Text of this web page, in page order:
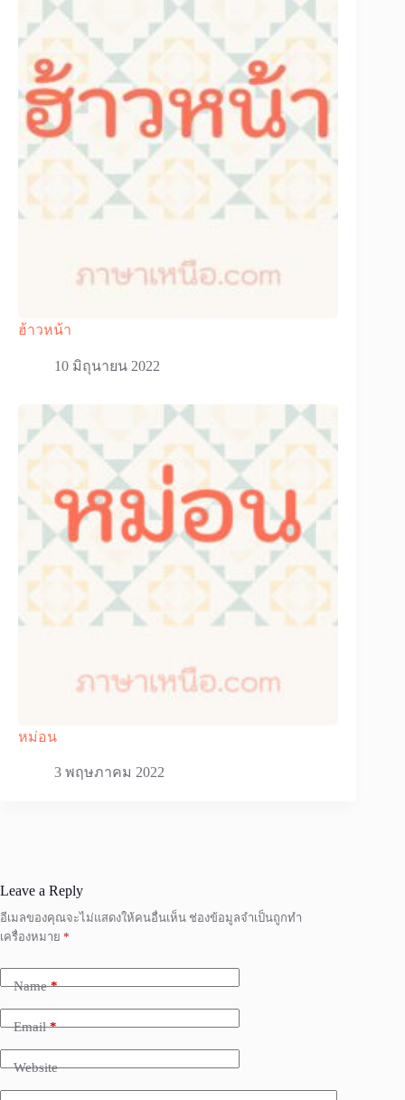
ฮ้าวหน้า
10 มิถุนายน 2022
หม่อน
3 พฤษภาคม 2022
Leave a Reply
อีเมลของคุณจะไม่แสดงให้คนอื่นเห็น ช่องข้อมูลจำเป็นถูกทำ
เครื่องหมาย *
Name*
Email*
Website